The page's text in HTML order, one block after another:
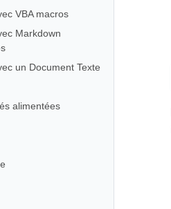
VBA macros
Markdown
un Document Texte
alimentées